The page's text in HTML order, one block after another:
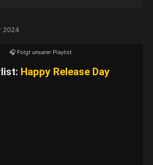
2024
🎧 Folgt unserer Playlist
Happy Release Day